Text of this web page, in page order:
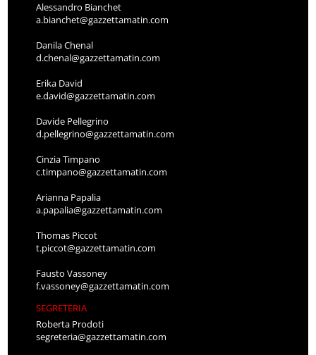
Alessandro Bianchet
a.bianchet@gazzettamatin.com
Danila Chenal
d.chenal@gazzettamatin.com
Erika David
e.david@gazzettamatin.com
Davide Pellegrino
d.pellegrino@gazzettamatin.com
Cinzia Timpano
c.timpano@gazzettamatin.com
Arianna Papalia
a.papalia@gazzettamatin.com
Thomas Piccot
t.piccot@gazzettamatin.com
Fausto Vassoney
f.vassoney@gazzettamatin.com
SEGRETERIA
Roberta Prodoti
segreteria@gazzettamatin.com